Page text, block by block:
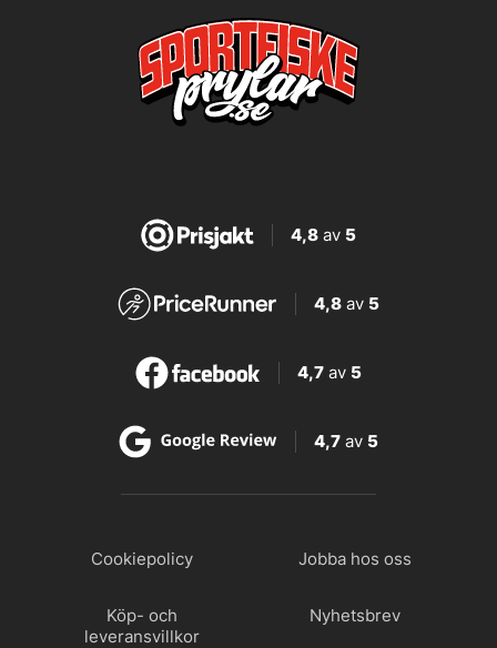
4,8av 5
4,8 av 5
4,7 av 5
4,7 av 5
Cookiepolicy Jobba hos oss
Köp- och
leveransvillkor
Nyhetsbrev